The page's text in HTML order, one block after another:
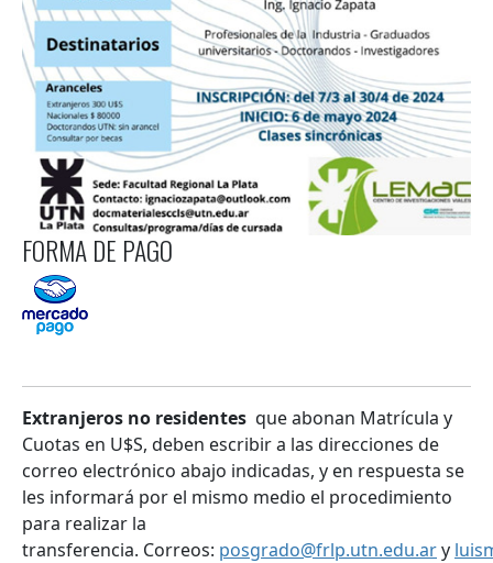
FORMA DE PAGO
Extranjeros no residentes que abonan Matrícula y
Cuotas en U$S, deben escribir a las direcciones de
correo electrónico abajo indicadas, y en respuesta se
les informará por el mismo medio el procedimiento
para realizar la
transferencia. Correos: posgrado@frlp.utn.edu.ary